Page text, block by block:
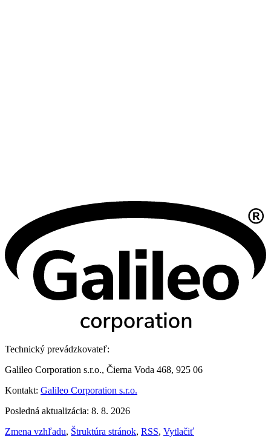
Technický prevádzkovateľ:
Galileo Corporation s.r.o., Čierna Voda 468, 925 06
Kontakt: Galileo Corporation s.r.o.
Posledná aktualizácia: 8. 8. 2026
Zmena vzhľadu, Štruktúra stránok, RSS, Vytlačiť